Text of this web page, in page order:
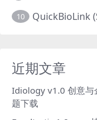
10
近期文章
Idiology v1.0 创意与
题下载